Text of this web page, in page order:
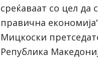
среќаваат со цел да
правична
Мицкоски
Република